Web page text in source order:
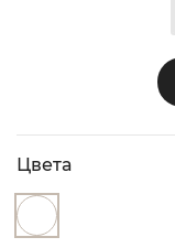
Цвета